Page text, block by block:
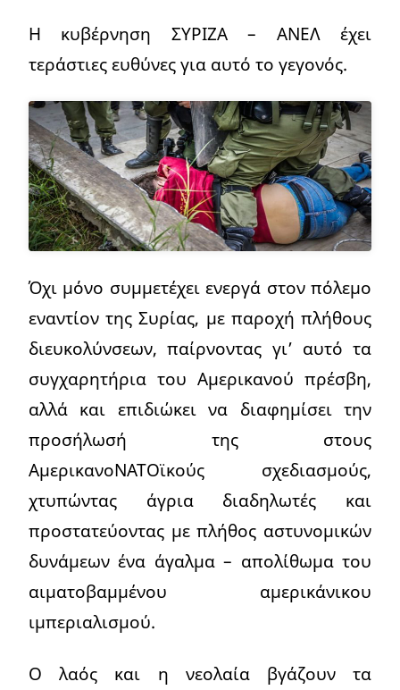
Η κυβέρνηση ΣΥΡΙΖΑ – ΑΝΕΛ έχει
τεράστιες ευθύνες για αυτό το γεγονός.
Όχι μόνο συμμετέχει ενεργά στον πόλεμο
εναντίον της Συρίας, με παροχή πλήθους
διευκολύνσεων, παίρνοντας γι’ αυτό τα
συγχαρητήρια του Αμερικανού πρέσβη,
αλλά και επιδιώκει να διαφημίσει την
προσήλωσή της στους
ΑμερικανοΝΑΤΟϊκούς σχεδιασμούς,
χτυπώντας άγρια διαδηλωτές και
προστατεύοντας με πλήθος αστυνομικών
δυνάμεων ένα άγαλμα – απολίθωμα του
αιματοβαμμένου αμερικάνικου
ιμπεριαλισμού.
Ο λαός και η νεολαία βγάζουν τα